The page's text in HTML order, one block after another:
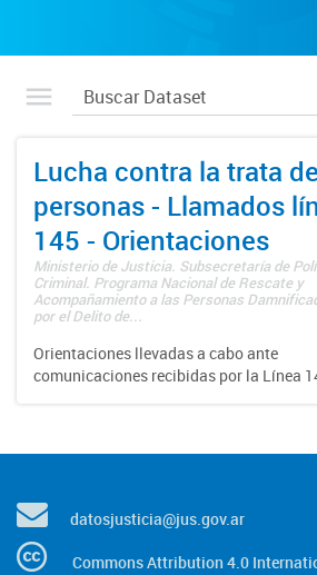
Lucha contra la trata de
personas - Llamados
145 - Orientaciones
Ministerio de Justicia. Subsecretaría de
Criminal. Programa Nacional de Rescate y
Acompañamiento a las Personas
por el Delito de...
Orientaciones llevadas a cabo ante
comunicaciones recibidas por la Línea
datosjusticia@jus.gov.ar
Commons Attribution 4.0